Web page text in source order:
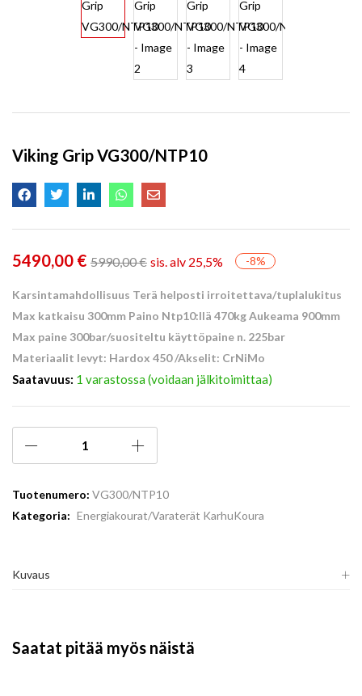
Viking Grip VG300/NTP10
5490,00 € 5990,00€ sis. alv 25,5% -8%
Karsintamahdollisuus Terä helposti irroitettava/tuplalukitus
Max katkaisu 300mm Paino Ntp10:llä 470kgAukeama 900mm
Max paine 300bar/suositeltu käyttöpaine n. 225bar
Materiaalit levyt: Hardox 450 /Akselit: CrNiMo
Saatavuus: 1 varastossa (voidaan jälkitoimittaa)
Tuotenumero: VG300/NTP10
Kategoria: Energiakourat/Varaterät KarhuKoura
Kuvaus
Saatat pitää myös näistä